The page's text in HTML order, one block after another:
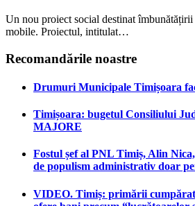
Un nou proiect social destinat
mobile. Proiectul, intitulat…
Recomandările noastre
Drumuri Municipale Timișoara
Timișoara: bugetul Consiliului
MAJORE
Fostul șef al PNL Timiș, Alin
de populism administrativ doar
VIDEO. Timiș: primării